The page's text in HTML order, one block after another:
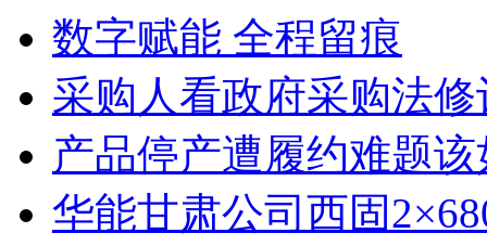
数字赋能 全程留痕
采购人看政府采购法
产品停产遭履约难题
华能甘肃公司西固